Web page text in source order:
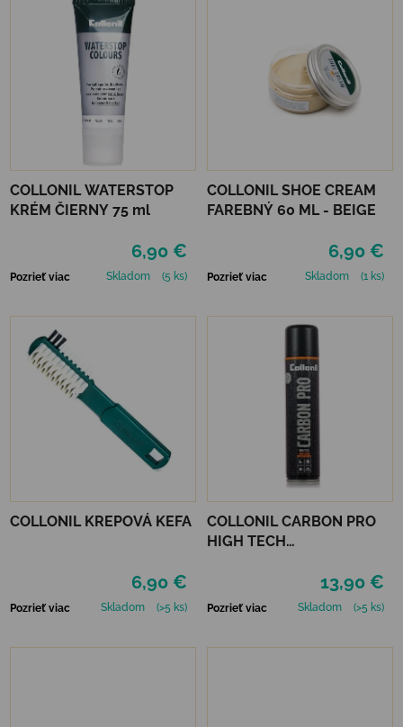
COLLONIL WATERSTOP
KRÉM ČIERNY 75 ml
6,90 €
Pozrieť viac Skladom (5 ks)
COLLONIL SHOE CREAM
FAREBNÝ 60 ML - BEIGE
6,90 €
Pozrieť viac Skladom (1 ks)
COLLONIL KREPOVÁ KEFA
6,90 €
Pozrieť viac Skladom (>5 ks)
COLLONIL CARBON PRO
HIGH TECH
13,90 €
Pozrieť viac Skladom (>5 ks)